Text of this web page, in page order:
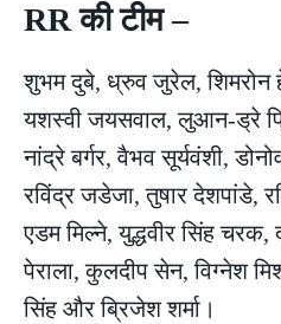
RR की टीम –
शुभम दुबे, ध्रुव जुरेल, शिमरोन
यशस्वी जयसवाल, लुआन-ड्रे
नांद्रे बर्गर, वैभव सूर्यवंशी,
रविंद्र जडेजा, तुषार देशपांडे,
एडम मिल्ने, युद्धवीर सिंह
पेराला, कुलदीप सेन, विग्नेश
सिंह और ब्रिजेश शर्मा।